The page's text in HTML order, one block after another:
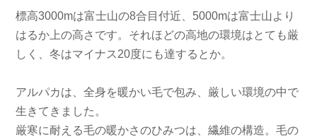
標高3000mは富士山の8合目付近、5000mは富士山より
はるか上の高さです。それほどの高地の環境はとても厳
しく、冬はマイナス20度にも達するとか。
アルパカは、全身を暖かい毛で包み、厳しい環境の中で
生きてきました。
厳寒に耐える毛の暖かさのひみつは、繊維の構造。毛の